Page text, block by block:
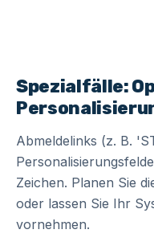
Spezialfälle:
Abmeldelinks (z. B.
Zeichen. Planen Sie
oder lassen Sie Ihr
vornehmen.